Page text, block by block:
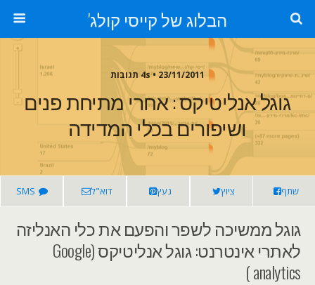
הבלוג של קייסי קולג'
23/11/2011 • 4s תגובות
גוגל אנליטיקס : אחרי מתיחת פנים
ושיפורים בכלי המדידה
שתף ציוץ נעץ דוא"ל SMS
גוגל ממשיכה לשפר והפעם את כלי האנליזה
לאתרי אינטרנט: גוגל אנליטיקס (Google
analytics )